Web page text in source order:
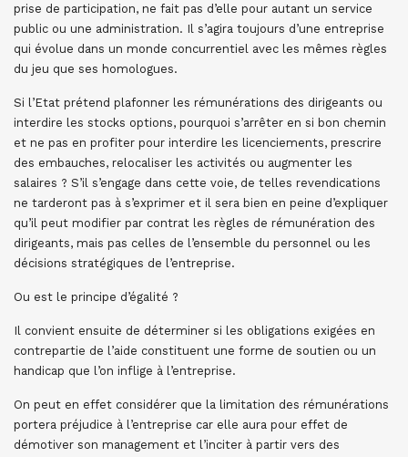
prise de participation, ne fait pas d’elle pour autant un service
public ou une administration. Il s’agira toujours d’une entreprise
qui évolue dans un monde concurrentiel avec les mêmes règles
du jeu que ses homologues.
Si l’Etat prétend plafonner les rémunérations des dirigeants ou
interdire les stocks options, pourquoi s’arrêter en si bon chemin
et ne pas en profiter pour interdire les licenciements, prescrire
des embauches, relocaliser les activités ou augmenter les
salaires ? S’il s’engage dans cette voie, de telles revendications
ne tarderont pas à s’exprimer et il sera bien en peine d’expliquer
qu’il peut modifier par contrat les règles de rémunération des
dirigeants, mais pas celles de l’ensemble du personnel ou les
décisions stratégiques de l’entreprise.
Ou est le principe d’égalité ?
Il convient ensuite de déterminer si les obligations exigées en
contrepartie de l’aide constituent une forme de soutien ou un
handicap que l’on inflige à l’entreprise.
On peut en effet considérer que la limitation des rémunérations
portera préjudice à l’entreprise car elle aura pour effet de
démotiver son management et l’inciter à partir vers des